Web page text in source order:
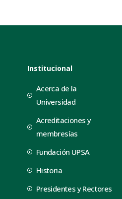
Institucional
Acerca de la
Universidad
Acreditaciones y
membresías
Fundación UPSA
Historia
Presidentes y Rectores